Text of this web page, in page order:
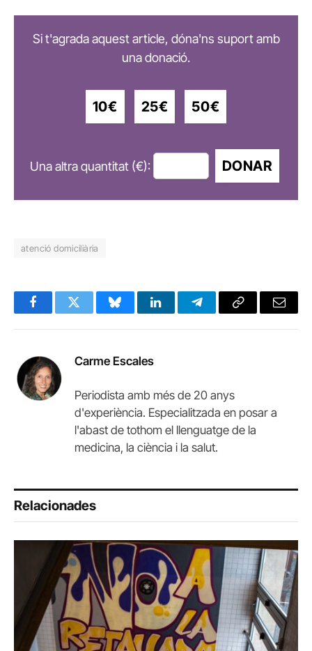
Si t'agrada aquest article, dóna'ns suport amb
una donació.
10€ 25€ 50€
Una altra quantitat (€): DONAR
atenció domiciliària
FacebookTwitter BlueskyLinkedInTelegramCopy
Email
Carme Escales
Periodista amb més de 20 anys
d'experiència. Especialitzada en posar a
l'abast de tothom el llenguatge de la
medicina, la ciència i la salut.
Relacionades